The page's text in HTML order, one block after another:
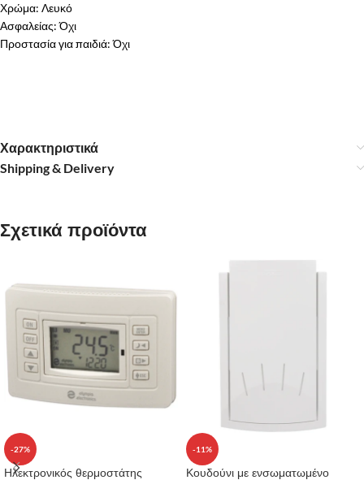
Χρώμα: Λευκό
Ασφαλείας: Όχι
Προστασία για παιδιά: Όχι
Χαρακτηριστικά
Shipping & Delivery
Σχετικά προϊόντα
-27%
Ηλεκτρονικός θερμοστάτης
-11%
Κουδούνι με ενσωματωμένο